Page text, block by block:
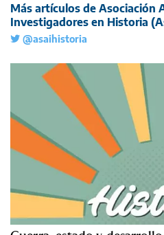
Más artículos de Asociación
Investigadores en Historia
@asaihistoria